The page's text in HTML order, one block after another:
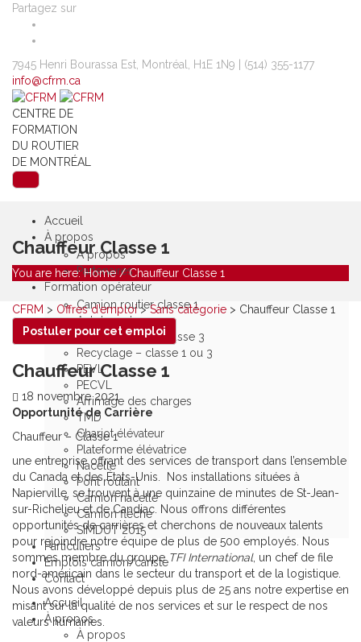
Partagez sur
7945 Henri Bourassa Est, Montréal, H1E 1N9 | (514) 355-1177
info@cfrm.ca
CENTRE DE
FORMATION
DU ROUTIER
DE MONTRÉAL
Accueil
À propos
À propos
Partenaires
Formation opérateur
Camion routier classe 1
Autobus classe 2
Camion porteur classe 3
Recyclage – classe 1 ou 3
PEVL
PECVL
Arrimage des charges
TMD
Chariot élévateur
Plateforme élévatrice
Nacelle
Pont roulant
Camion nacelle
Camion flèche
SIMDUT 2015
Particuliers
Emplois camion/cariste
Contact
Accueil
À propos
À propos
Chauffeur Classe 1
You are here: Home / Chauffeur Classe 1
CFRM > Offres d’emploi>Sans catégorie > Chauffeur Classe 1
Postuler pour cet emploi
Chauffeur Classe 1
18 novembre 2021
Opportunité de Carrière
Chauffeur – Classe 1
une entreprise offrant des services de transport dans l’ensemble
du Canada et des États-Unis. Nos installations situées à
Napierville, se trouvent à une quinzaine de minutes de St-Jean-
sur-Richelieu et de Candiac. Nous offrons différentes
opportunités de carrières et cherchons de nouveaux talents
pour rejoindre notre équipe de plus de 500 employés. Nous
sommes membre du groupeTFI International, un chef de file
nord-américain dans le secteur du transport et de la logistique.
Nous avons développé depuis plus de 25 ans notre expertise en
misant sur la qualité de nos services et sur le respect de nos
valeurs humaines.